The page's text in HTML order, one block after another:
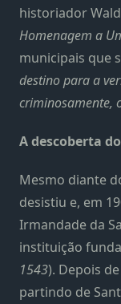
historiador
Homenagem a
municipais que
destino para a
criminosamente,
A descoberta
Mesmo diante
desistiu e, em
Irmandade da
instituição
1543). Depois
partindo de